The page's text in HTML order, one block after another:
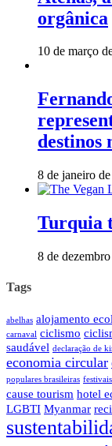
orgânica
10 de março
destinos
8 de janeiro
Turquia
8 de
Tags
abelhas alojamento
carnaval ciclismo
saudável declaração de
economia circular
populares brasileiras
cause tourism hotel
LGBTI Myanmar